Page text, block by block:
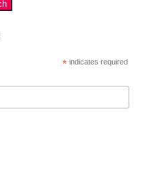
* indicates required